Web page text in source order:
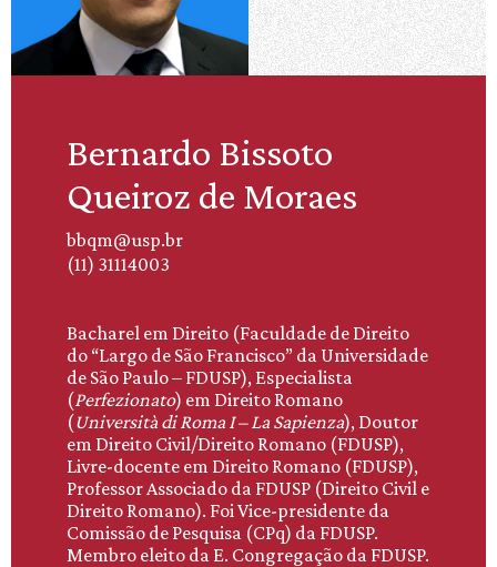
Bernardo Bissoto
Queiroz de Moraes
bbqm@usp.br
(11) 31114003
Bacharel em Direito (Faculdade de Direito
do “Largo de São Francisco” da Universidade
de São Paulo – FDUSP), Especialista
(Perfezionato) em Direito Romano
(Università di Roma I– La Sapienza), Doutor
em Direito Civil/Direito Romano (FDUSP),
Livre-docente em Direito Romano (FDUSP),
Professor Associado da FDUSP (Direito Civil e
Direito Romano). Foi Vice-presidente da
Comissão de Pesquisa (CPq) da FDUSP.
Membro eleito da E. Congregação da FDUSP.